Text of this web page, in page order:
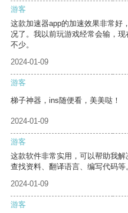
游客
这款加速器app的加速效果非常好
况了。我以前玩游戏经常会输，
不少。
2024-01-09
游客
梯子神器，ins随便看，美美哒！
2024-01-09
游客
这款软件非常实用，可以帮助我
查找资料、翻译语言、编写代码等
2024-01-09
游客